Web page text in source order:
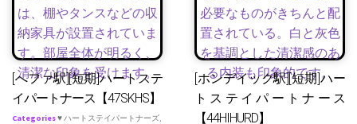
[へファ駅][短期]ハートステ
イパートナース【47SKHS】
Categories♥ ハートステイパートナーズ,
[ホンデイック駅][短期]ハー
トステイパートナース
【44HIHURD】